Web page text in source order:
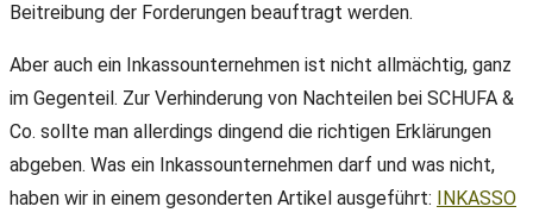
Beitreibung der Forderungen beauftragt werden.
Aber auch ein Inkassounternehmen ist nicht allmächtig, ganz
im Gegenteil. Zur Verhinderung von Nachteilen bei SCHUFA &
Co. sollte man allerdings dingend die richtigen Erklärungen
abgeben. Was ein Inkassounternehmen darf und was nicht,
haben wir in einem gesonderten Artikel ausgeführt:
INKASSO